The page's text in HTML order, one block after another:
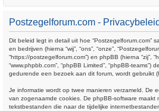
Postzegelforum.com - Privacybeleid
Dit beleid legt in detail uit hoe “Postzegelforum.com”
en bedrijven (hierna “wij”, “ons”, “onze”,
“https://postzegelforum.com”) en phpBB (hierna “zij”,
“www.phpbb.com”, “phpBB Limited”, “phpBB-teams”)
gedurende een bezoek aan dit forum, wordt gebruikt
Je informatie wordt op twee manieren verzameld. De
van zogenaamde cookies. De phpBB-software maakt
tekstbestanden die naar de tijdelijke